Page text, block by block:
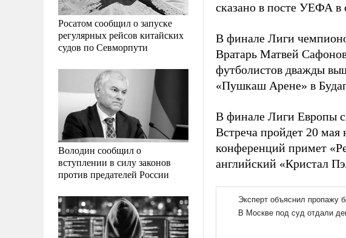
Росатом сообщил о запуске
регулярных рейсов китайских
судов по Севморпути
Володин сообщил о
вступлении в силу законов
против предателей России
сказано в посте УЕФА в
В финале Лиги
Вратарь Матвей
футболистов дважды
«Пушкаш Арене» в
В финале Лиги Европы
Встреча пройдет 20
конференций примет
английский «Кристал